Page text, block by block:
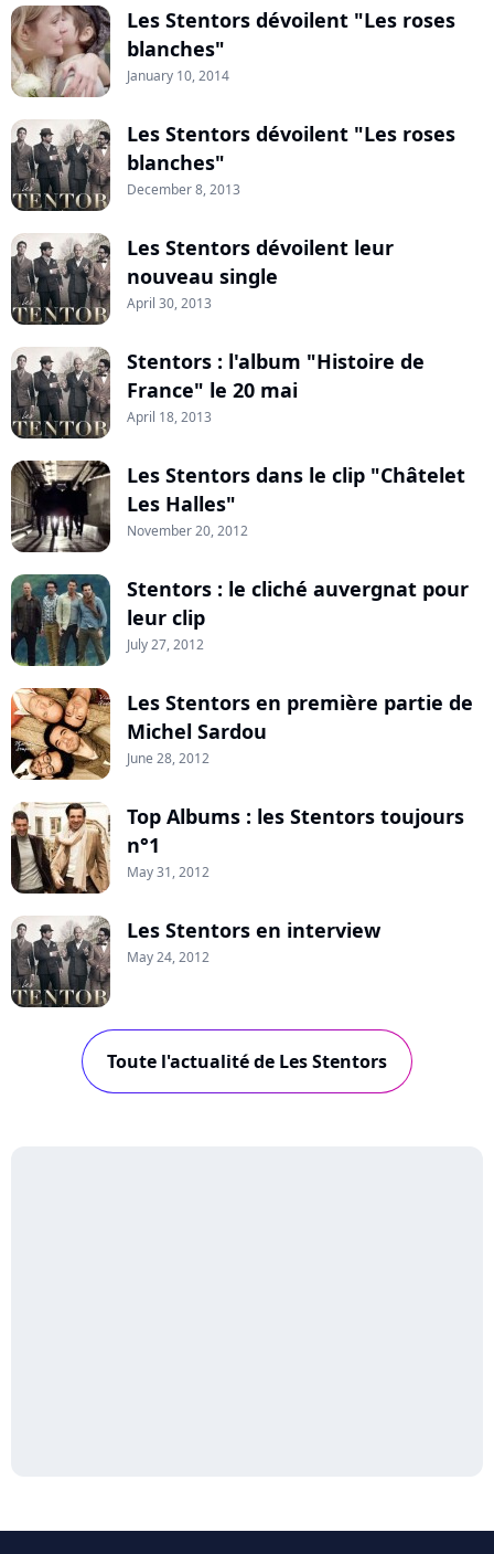
Les Stentors dévoilent "Les roses
blanches"
January 10, 2014
Les Stentors dévoilent "Les roses
blanches"
December 8, 2013
Les Stentors dévoilent leur
nouveau single
April 30, 2013
Stentors : l'album "Histoire de
France" le 20 mai
April 18, 2013
Les Stentors dans le clip "Châtelet
Les Halles"
November 20, 2012
Stentors : le cliché auvergnat pour
leur clip
July 27, 2012
Les Stentors en première partie de
Michel Sardou
June 28, 2012
Top Albums : les Stentors toujours
n°1
May 31, 2012
Les Stentors en interview
May 24, 2012
Toute l'actualité de Les Stentors